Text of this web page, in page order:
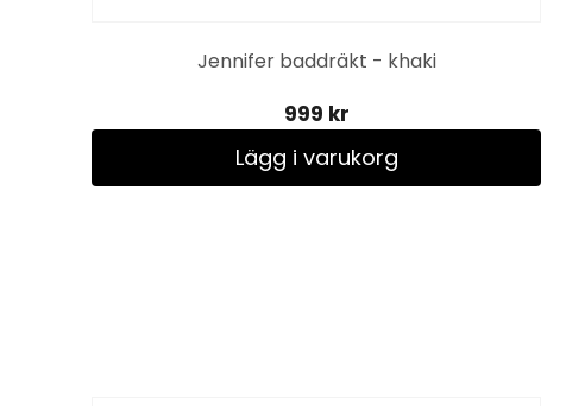
Jennifer baddräkt - khaki
999 kr
Lägg i varukorg